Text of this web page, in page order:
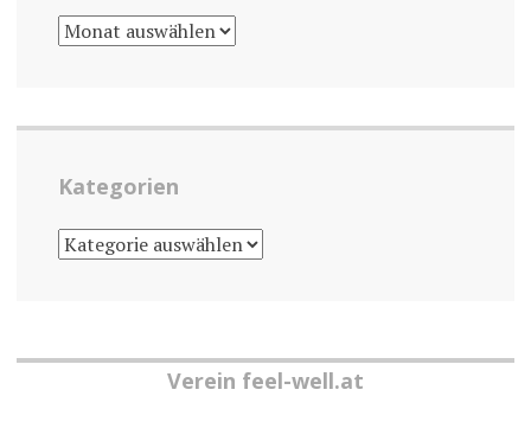
ARCHIV
Kategorien
KATEGORIEN
Verein feel-well.at